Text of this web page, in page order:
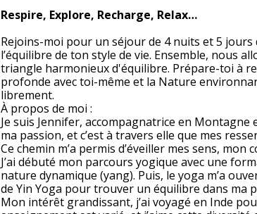
Respire, Explore, Recharge, Relax…
Rejoins-moi pour un séjour de 4 nuits et 5
l’équilibre de ton style de vie. Ensemble, nous
triangle harmonieux d'équilibre. Prépare-toi à
profonde avec toi-même et la Nature
librement.
À propos de moi :
Je suis Jennifer, accompagnatrice en
ma passion, et c’est à travers elle que mes
Ce chemin m’a permis d’éveiller mes sens,
J’ai débuté mon parcours yogique avec une
nature dynamique (yang). Puis, le yoga m’a
de Yin Yoga pour trouver un équilibre dans ma
Mon intérêt grandissant, j’ai voyagé en Inde